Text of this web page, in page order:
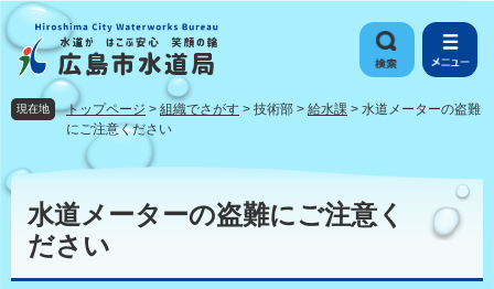
ペ
ー
先
す
。
メ
ニ
を
し
て
現在地 トップページ > 組織でさがす > 技術部 > 給水課 > 水道メーターの盗難
にご注意ください
本
水道メーターの盗難にご注意く
ださい